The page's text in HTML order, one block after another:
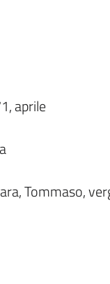
aprile
Tommaso,